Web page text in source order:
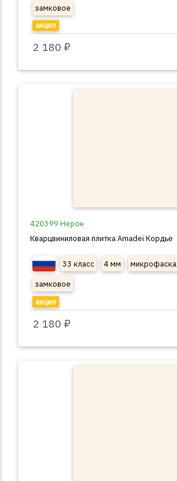
замковое
акция
2 180 ₽
420399 Нерон
Кварцвиниловая плитка Amadei Кордье
33 класс 4 мм микрофаска
замковое
акция
2 180 ₽